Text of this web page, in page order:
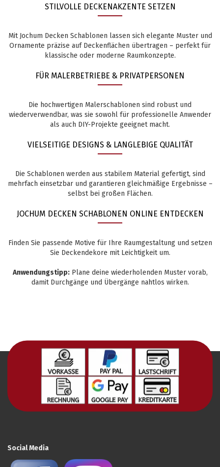
STILVOLLE DECKENAKZENTE SETZEN
Mit Jochum Decken Schablonen lassen sich elegante Muster und
Ornamente präzise auf Deckenflächen übertragen – perfekt für
klassische oder moderne Raumkonzepte.
FÜR MALERBETRIEBE & PRIVATPERSONEN
Die hochwertigen Malerschablonen sind robust und
wiederverwendbar, was sie sowohl für professionelle Anwender
als auch DIY-Projekte geeignet macht.
VIELSEITIGE DESIGNS & LANGLEBIGE QUALITÄT
Die Schablonen werden aus stabilem Material gefertigt, sind
mehrfach einsetzbar und garantieren gleichmäßige Ergebnisse –
selbst bei großen Flächen.
JOCHUM DECKEN SCHABLONEN ONLINE ENTDECKEN
Finden Sie passende Motive für Ihre Raumgestaltung und setzen
Sie Deckendekore mit Leichtigkeit um.
Anwendungstipp:Plane deine wiederholenden Muster vorab,
damit Durchgänge und Übergänge nahtlos wirken.
Social Media